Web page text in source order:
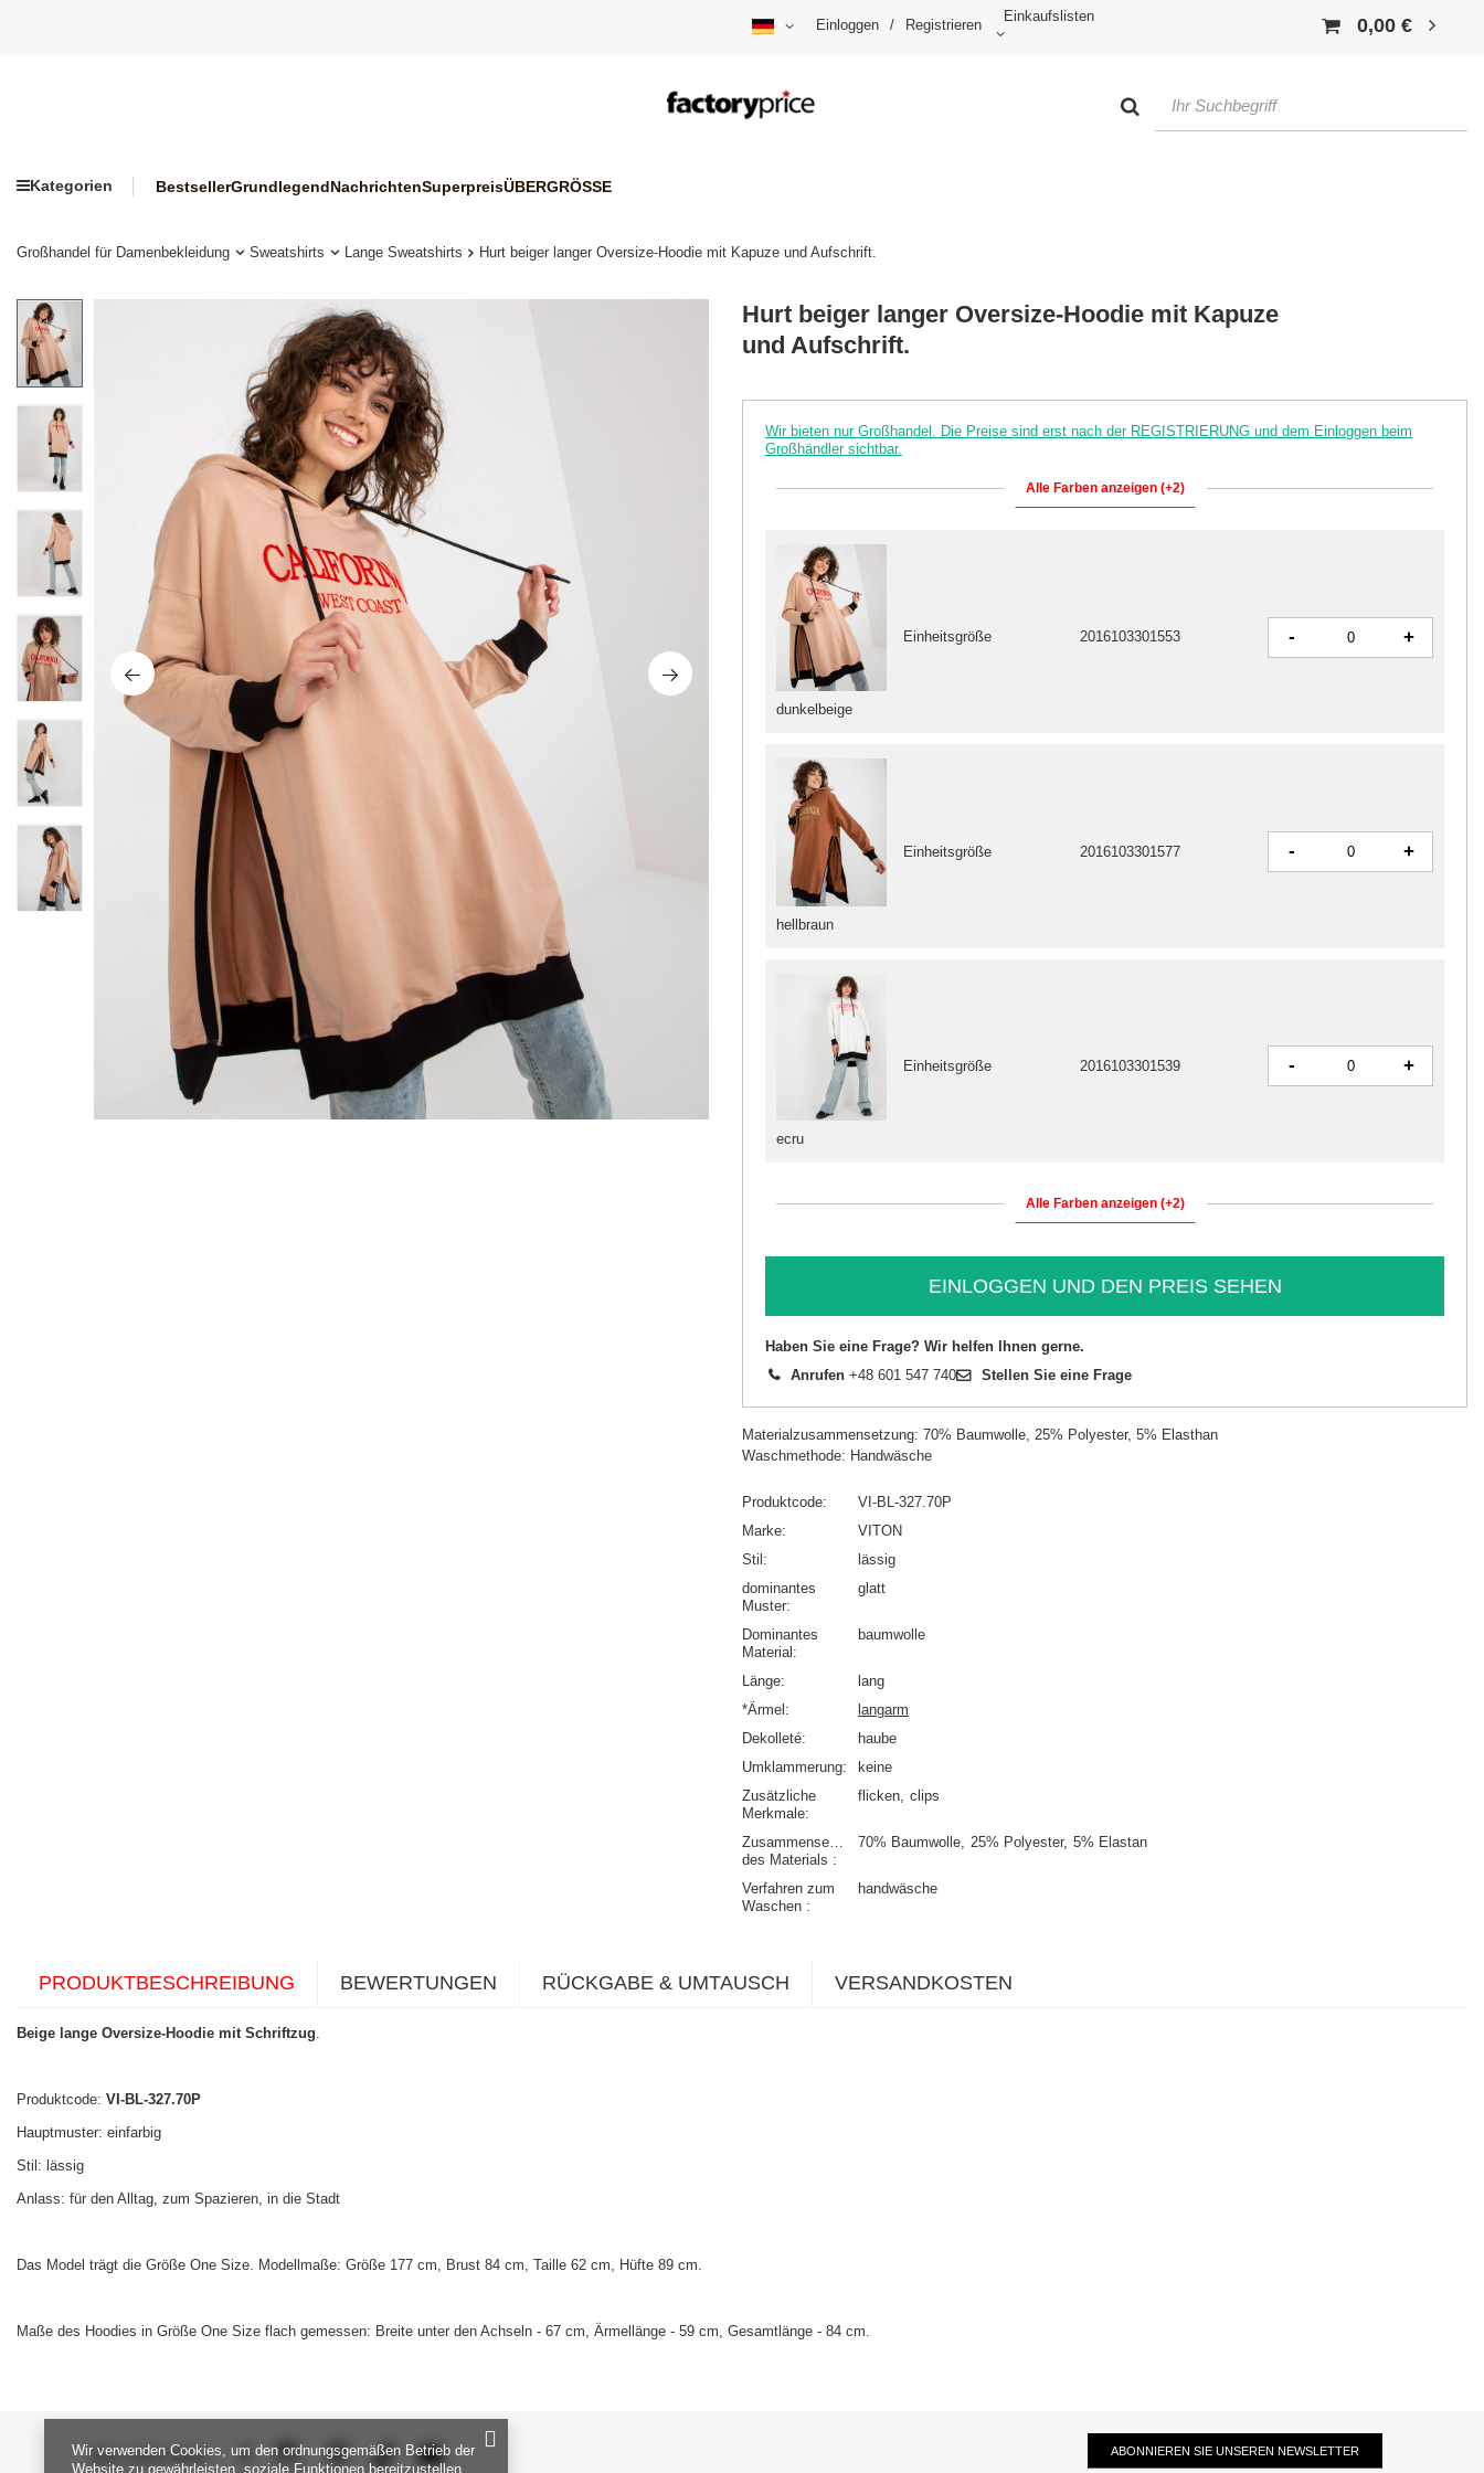
Einloggen / Registrieren
Einkaufslisten 0,00 €
Kategorien BestsellerGrundlegendNachrichtenSuperpreisÜBERGRÖSSE
Großhandel für Damenbekleidung Sweatshirts Lange Sweatshirts Hurt beiger langer Oversize-Hoodie mit Kapuze und Aufschrift.
Hurt beiger langer Oversize-Hoodie mit Kapuze
und Aufschrift.
Wir bieten nur Großhandel. Die Preise sind erst nach der REGISTRIERUNG und dem Einloggen beim
Großhändler sichtbar.
Alle Farben anzeigen (+2)
dunkelbeige
Einheitsgröße 2016103301553 - +
hellbraun
Einheitsgröße 2016103301577 - +
ecru
Einheitsgröße 2016103301539 - +
Alle Farben anzeigen (+2)
EINLOGGEN UND DEN PREIS SEHEN
Haben Sie eine Frage? Wir helfen Ihnen gerne.
Anrufen +48 601 547 740 Stellen Sie eine Frage
Materialzusammensetzung: 70% Baumwolle, 25% Polyester, 5% Elasthan
Waschmethode: Handwäsche
Produktcode
VI-BL-327.70P
Marke
VITON
Stil
lässig
dominantes
Muster
glatt
Dominantes
Material
baumwolle
Länge
lang
*Ärmel
langarm
Dekolleté
haube
Umklammerung
keine
Zusätzliche
Merkmale
flicken clips
Zusammensetzung
des Materials
70% Baumwolle 25% Polyester 5% Elastan
Verfahren zum
Waschen
handwäsche
PRODUKTBESCHREIBUNG BEWERTUNGEN RÜCKGABE & UMTAUSCH VERSANDKOSTEN
Beige lange Oversize-Hoodie mit Schriftzug.
Produktcode: VI-BL-327.70P
Hauptmuster: einfarbig
Stil: lässig
Anlass: für den Alltag, zum Spazieren, in die Stadt
Das Model trägt die Größe One Size. Modellmaße: Größe 177 cm, Brust 84 cm, Taille 62 cm, Hüfte 89 cm.
Maße des Hoodies in Größe One Size flach gemessen: Breite unter den Achseln - 67 cm, Ärmellänge - 59 cm, Gesamtlänge - 84 cm.
SEI UNS NAH ABONNIEREN SIE UNSEREN NEWSLETTER
Wir verwenden Cookies, um den ordnungsgemäßen Betrieb der
Website zu gewährleisten, soziale Funktionen bereitzustellen,